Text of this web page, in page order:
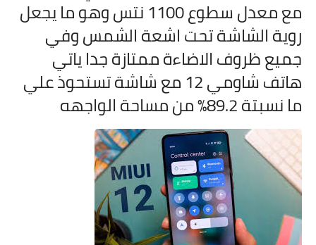
مع معدل سطوع 1100 نتس وهو ما يجعل
روية الشاشة تحت اشعة الشمس وفي
جميع ظروف الاضاءة ممتازة جدا ياتي
هاتف شاومي 12 مع شاشة تستحوذ علي
ما نسبتة 89.2% من مساحة الواجهه